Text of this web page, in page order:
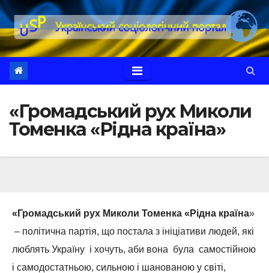
Перейти
до
вмісту
«Громадський рух Миколи
Томенка «Рідна країна»
«Громадський рух Миколи Томенка «Рідна країна»
– політична партія, що постала з ініціативи людей, які
люблять Україну і хочуть, аби вона була самостійною
і самодостатньою, сильною і шанованою у світі,